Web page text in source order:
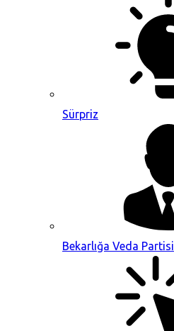
Sürpriz
Bekarlığa Veda Partisi